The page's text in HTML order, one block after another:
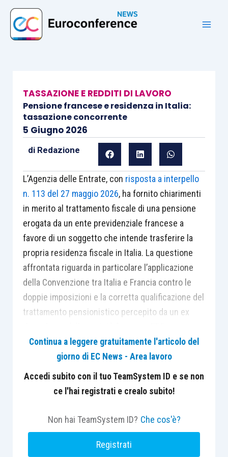
contenuto
TASSAZIONE E REDDITI DI LAVORO
Pensione francese e residenza in Italia:
tassazione concorrente
5 Giugno 2026
di Redazione
L’Agenzia delle Entrate, con risposta a interpello
n. 113 del 27 maggio 2026, ha fornito chiarimenti
in merito al trattamento fiscale di una pensione
erogata da un ente previdenziale francese a
favore di un soggetto che intende trasferire la
propria residenza fiscale in Italia. La questione
affrontata riguarda in particolare l’applicazione
della Convenzione tra Italia e Francia contro le
doppie imposizioni e la corretta qualificazione del
trattamento pensionistico percepito da un ex
L’istante, residente in Francia al momento della
presentazione dell’interpello, ha rappresentato
l’intenzione di trasferire la propria residenza
corrisposta dalla Caisse Nationale des Industries
Electriques et Gazières (CNIEG), ente
previdenziale che gestisce il regime
Continua a leggere gratuitamente l'articolo del
giorno di EC News - Area lavoro
Accedi subito con il tuo TeamSystem ID e se non
ce l'hai registrati e crealo subito!
Non hai TeamSystem ID? Che cos'è?
Registrati